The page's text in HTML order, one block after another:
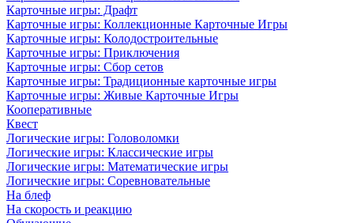
Карточные игры: Драфт
Карточные игры: Коллекционные Карточные Игры
Карточные игры: Колодостроительные
Карточные игры: Приключения
Карточные игры: Сбор сетов
Карточные игры: Традиционные карточные игры
Карточные игры: Живые Карточные Игры
Кооперативные
Квест
Логические игры: Головоломки
Логические игры: Классические игры
Логические игры: Математические игры
Логические игры: Соревновательные
На блеф
На скорость и реакцию